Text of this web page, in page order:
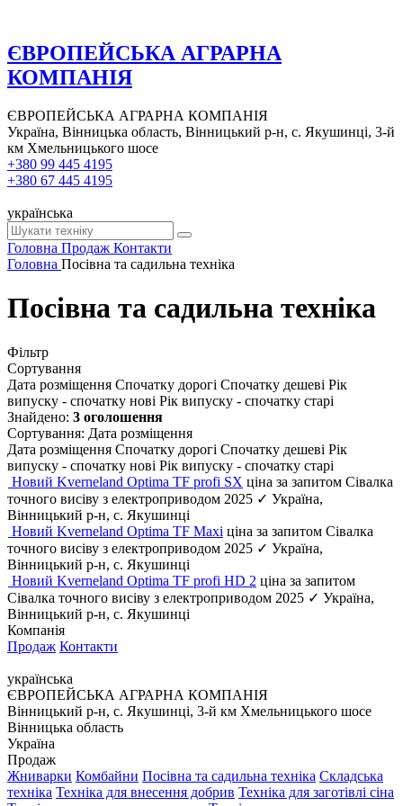
ЄВРОПЕЙСЬКА АГРАРНА
КОМПАНІЯ
ЄВРОПЕЙСЬКА АГРАРНА КОМПАНІЯ
Україна, Вінницька область, Вінницький р-н, с. Якушинці, 3-й
км Хмельницького шосе
+380 99 445 4195
+380 67 445 4195
українська
Головна Продаж Контакти
Головна Посівна та садильна техніка
Посівна та садильна техніка
Фільтр
Сортування
Дата розміщення Спочатку дорогі Спочатку дешеві Рік
випуску - спочатку нові Рік випуску - спочатку старі
Знайдено: 3 оголошення
Сортування: Дата розміщення
Дата розміщення Спочатку дорогі Спочатку дешеві Рік
випуску - спочатку нові Рік випуску - спочатку старі
Новий Kverneland Optima TF profi SX ціна за запитом Сівалка
точного висіву з електроприводом 2025 ✓ Україна,
Вінницький р-н, с. Якушинці
Новий Kverneland Optima TF Maxi ціна за запитом Сівалка
точного висіву з електроприводом 2025 ✓ Україна,
Вінницький р-н, с. Якушинці
Новий Kverneland Optima TF profi HD 2 ціна за запитом
Сівалка точного висіву з електроприводом 2025 ✓ Україна,
Вінницький р-н, с. Якушинці
Компанія
Продаж Контакти
українська
ЄВРОПЕЙСЬКА АГРАРНА КОМПАНІЯ
Вінницький р-н, с. Якушинці, 3-й км Хмельницького шосе
Вінницька область
Україна
Продаж
Жниварки Комбайни Посівна та садильна техніка Складська
техніка Техніка для внесення добрив Техніка для заготівлі сіна